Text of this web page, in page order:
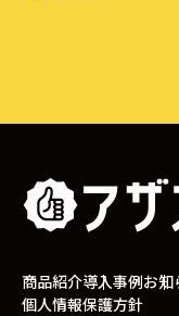
商品紹介導入事例お知
個人情報保護方針